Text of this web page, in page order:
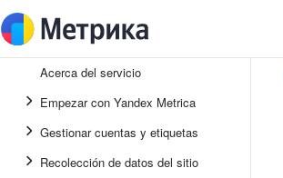
Acerca del servicio
Empezar con Yandex Metrica
Gestionar cuentas y etiquetas
Recolección de datos del sitio